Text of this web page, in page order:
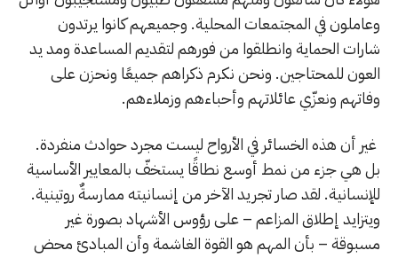
وعاملون في المجتمعات المحلية. وجميعهم كانوا يرتدون
شارات الحماية وانطلقوا من فورهم لتقديم المساعدة ومد يد
العون للمحتاجين. ونحن نكرم ذكراهم جميعًا ونحزن على
وفاتهم ونعزّي عائلاتهم وأحباءهم وزملاءهم.
غير أن هذه الخسائر في الأرواح ليست مجرد حوادث منفردة.
بل هي جزء من نمط أوسع نطاقًا يستخفّ بالمعايير الأساسية
للإنسانية. لقد صار تجريد الآخر من إنسانيته ممارسةٌ روتينية.
ويتزايد إطلاق المزاعم – على رؤوس الأشهاد بصورة غير
مسبوقة – بأن المهم هو القوة الغاشمة وأن المبادئ محض